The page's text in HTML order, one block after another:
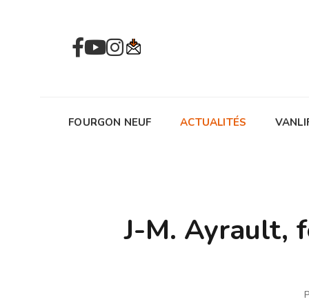
FOURGON NEUF ACTUALITÉS
J-M. Ayrault,